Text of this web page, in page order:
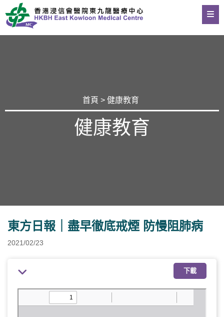
首頁 > 健康教育
健康教育
東方日報｜盡早徹底戒煙 防慢阻肺病
2021/02/23
下載